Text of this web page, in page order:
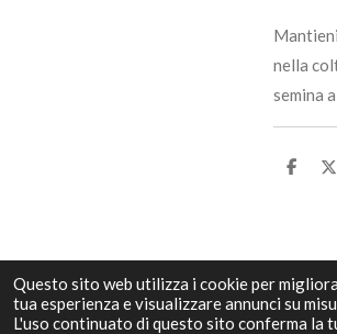
Questo sito web utilizza i cookie per
tua esperienza e visualizzare annunci su
L'uso continuato di questo sito conferma la
nella
semina
C
d
i
C
d
i